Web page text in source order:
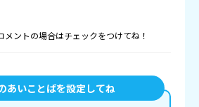
ントの場合はチェックをつけてね！
あいことばを設定してね